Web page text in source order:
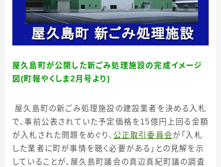
屋久島町が公開した新ごみ処理施設の完成イメージ
図(町報やくしま2月号より)
屋久島町の新ごみ処理施設の建設業者を決める入札
で、事前公表されていた予定価格を15億円上回る金額
が入札された問題をめぐり、 公正取引委員会が「入札
した業者に町が事情を聴く必要がある」との見解を示
していることが、屋久島町議会の真辺真紀町議の調査